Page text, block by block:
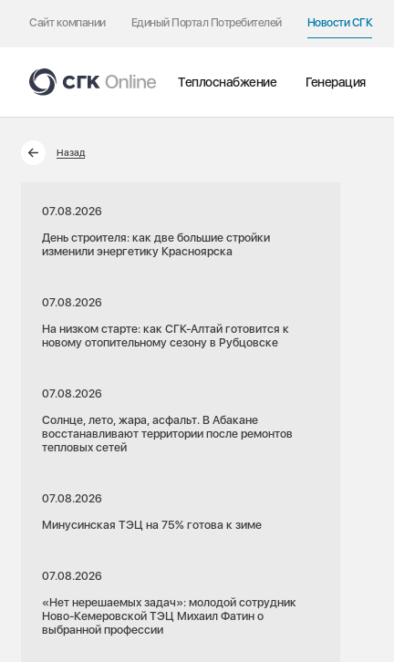
Сайт компании Единый Портал Потребителей Новости СГК
Теплоснабжение Генерация
Назад
07.08.2026
День строителя: как две большие стройки
изменили энергетику Красноярска
07.08.2026
На низком старте: как СГК-Алтай готовится к
новому отопительному сезону в Рубцовске
07.08.2026
Солнце, лето, жара, асфальт. В Абакане
восстанавливают территории после ремонтов
тепловых сетей
07.08.2026
Минусинская ТЭЦ на 75% готова к зиме
07.08.2026
«Нет нерешаемых задач»: молодой сотрудник
Ново-Кемеровской ТЭЦ Михаил Фатин о
выбранной профессии